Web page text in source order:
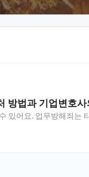
방법과 기업변호
있어요. 업무방해죄는
처벌이 가능한 범죄입